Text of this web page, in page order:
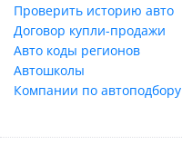
Проверить историю авто
Договор купли-продажи
Авто коды регионов
Автошколы
Компании по автоподбору